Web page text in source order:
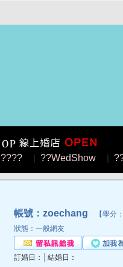
???? | ??WedShow |
帳號：zoechang 【學分
狀態：一般網友
訂婚日：│結婚日：